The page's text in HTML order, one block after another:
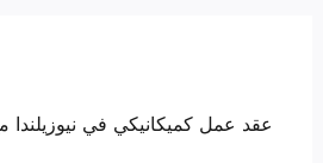
عقد عمل كميكانيكي في نيوزيلندا مع